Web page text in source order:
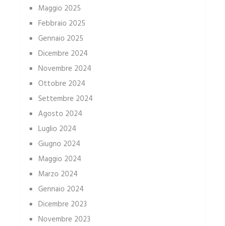
Maggio 2025
Febbraio 2025
Gennaio 2025
Dicembre 2024
Novembre 2024
Ottobre 2024
Settembre 2024
Agosto 2024
Luglio 2024
Giugno 2024
Maggio 2024
Marzo 2024
Gennaio 2024
Dicembre 2023
Novembre 2023